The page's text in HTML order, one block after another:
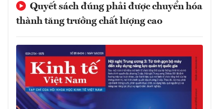
Quyết sách đúng phải được chuyển hóa
thành tăng trưởng chất lượng cao